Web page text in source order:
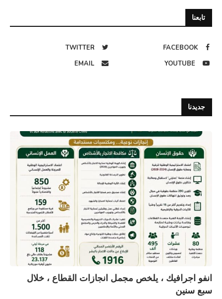
تابعنا
FACEBOOK
TWITTER
YOUTUBE
EMAIL
جديدنا
انفو اجرافيك ، يلخص مجمل انجازات القطاع ، خلال
سبع سنين